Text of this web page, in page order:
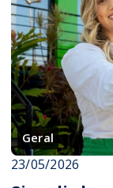
Geral
23/05/2026